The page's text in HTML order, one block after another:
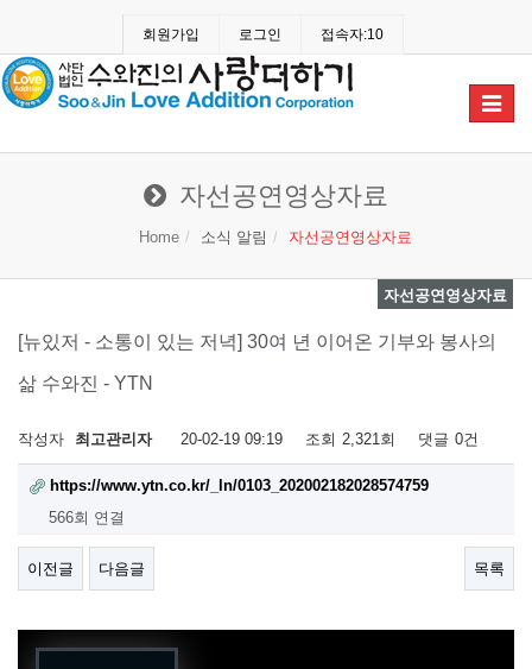
회원가입 로그인 접속자:10
Toggle
자선공연영상자료
Home 소식 알림 자선공연영상자료
자선공연영상자료
[뉴있저 - 소통이 있는 저녁] 30여 년 이어온 기부와 봉사의
삶 수와진 - YTN
작성자 최고관리자 20-02-19 09:19 조회 2,321회 댓글 0건
https://www.ytn.co.kr/_ln/0103_202002182028574759
566회 연결
이전글 다음글 목록